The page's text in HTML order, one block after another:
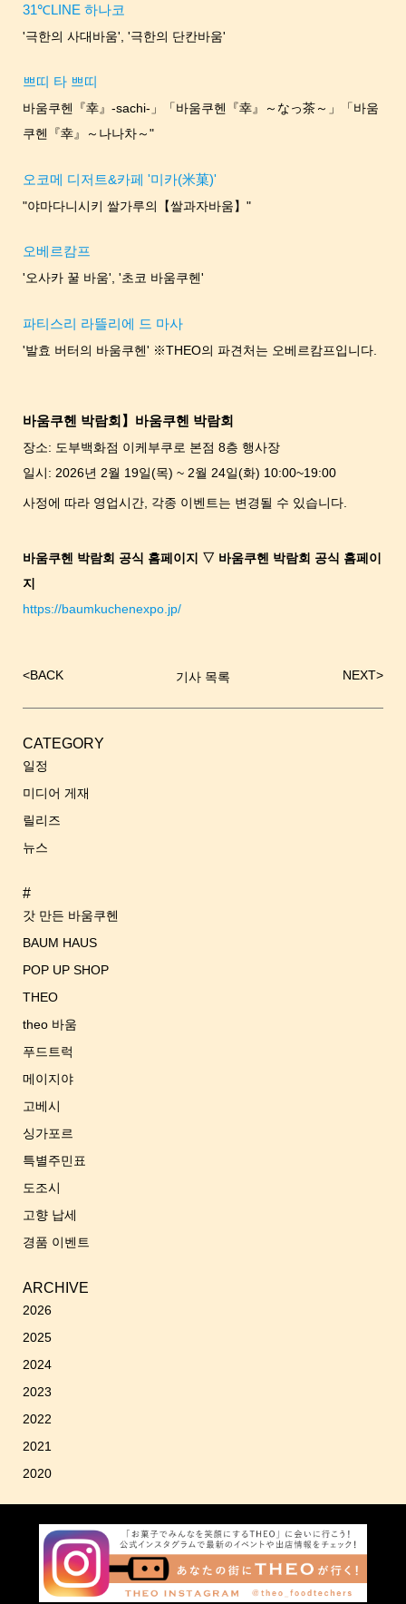
31℃LINE 하나코
'극한의 사대바움', '극한의 단칸바움'
쁘띠 타 쁘띠
바움쿠헨『幸』-sachi-」「바움쿠헨『幸』～なっ茶～」「바움
쿠헨『幸』～나나차～"
오코메 디저트&카페 '미카(米菓)'
"야마다니시키 쌀가루의【쌀과자바움】"
오베르캄프
'오사카 꿀 바움', '초코 바움쿠헨'
파티스리 라뜰리에 드 마사
'발효 버터의 바움쿠헨' ※THEO의 파견처는 오베르캄프입니다.
바움쿠헨 박람회】바움쿠헨 박람회
장소: 도부백화점 이케부쿠로 본점 8층 행사장
일시: 2026년 2월 19일(목) ~ 2월 24일(화) 10:00~19:00
사정에 따라 영업시간, 각종 이벤트는 변경될 수 있습니다.
바움쿠헨 박람회 공식 홈페이지 ▽ 바움쿠헨 박람회 공식 홈페이
지
https://baumkuchenexpo.jp/
기사 목록
글
게
이
<BACK NEXT>
CATEGORY
일정
미디어 게재
릴리즈
뉴스
#
갓 만든 바움쿠헨
BAUM HAUS
POP UP SHOP
THEO
theo 바움
푸드트럭
메이지야
고베시
싱가포르
특별주민표
도조시
고향 납세
경품 이벤트
ARCHIVE
2026
2025
2024
2023
2022
2021
2020